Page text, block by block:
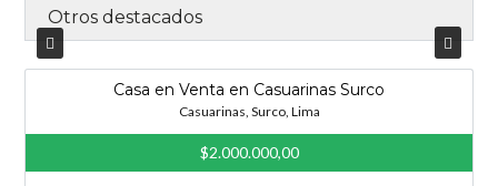
Otros destacados
Casa en Venta en Casuarinas Surco
Casuarinas, Surco, Lima
$2.000.000,00